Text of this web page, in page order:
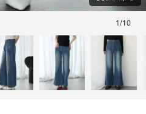
1/10